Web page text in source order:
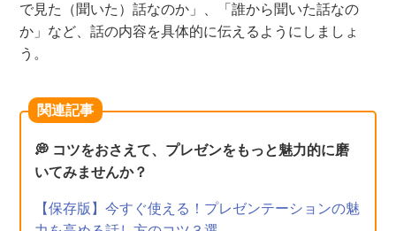
で見た（聞いた）話なのか」、「誰から聞いた話なの
か」など、話の内容を具体的に伝えるようにしましょ
う。
関連記事
💭 コツをおさえて、プレゼンをもっと魅力的に磨
いてみませんか？
【保存版】今すぐ使える！プレゼンテーションの魅